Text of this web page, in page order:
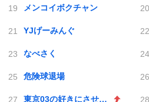
メンコイボクチャン
YJげーみんぐ
なべさく
危険球退場
東京03の好きにさせるかッ